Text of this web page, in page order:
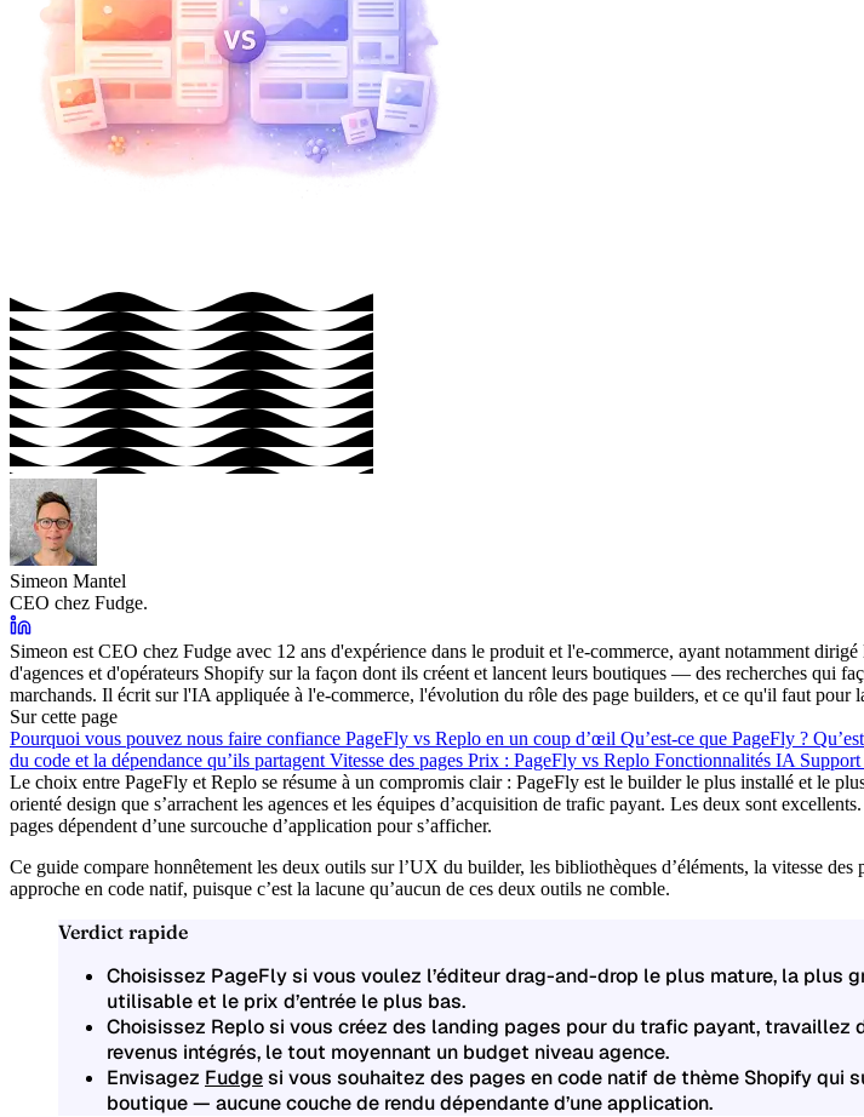
Simeon Mantel
CEO chez Fudge.
Simeon est CEO chez Fudge avec 12 ans d'expérience dans le produit et l'e-commerce, ayant notamment
d'agences et d'opérateurs Shopify sur la façon dont ils créent et lancent leurs boutiques — des recherches qui
marchands. Il écrit sur l'IA appliquée à l'e-commerce, l'évolution du rôle des page builders, et ce qu'il faut pour
Sur cette page
Pourquoi vous pouvez nous faire confiance PageFly vs Replo en un coup d’œil Qu’est-ce que PageFly ?
du code et la dépendance qu’ils partagent Vitesse des pages Prix : PageFly vs Replo Fonctionnalités IA
Le choix entre PageFly et Replo se résume à un compromis clair : PageFly est le builder le plus installé et le
orienté design que s’arrachent les agences et les équipes d’acquisition de trafic payant. Les deux sont
pages dépendent d’une surcouche d’application pour s’afficher.
Ce guide compare honnêtement les deux outils sur l’UX du builder, les bibliothèques d’éléments, la vitesse
approche en code natif, puisque c’est la lacune qu’aucun de ces deux outils ne comble.
Verdict rapide
Choisissez PageFlysi vous voulez l’éditeur drag-and-drop le plus mature, la plus
utilisable et le prix d’entrée le plus bas.
Choisissez Replosi vous créez des landing pages pour du trafic payant,
revenus intégrés, le tout moyennant un budget niveau agence.
Envisagez Fudgesi vous souhaitez des pages encode natif de thème Shopifyqui
boutique — aucune couche de rendu dépendante d’une application.